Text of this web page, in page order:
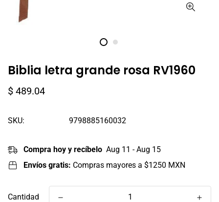
Biblia letra grande rosa RV1960
Precio
$ 489.04
SKU: 9798885160032
Compra hoy y recíbelo Aug 11 - Aug 15
Envíos gratis: Compras mayores a $1250 MXN
Cantidad